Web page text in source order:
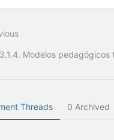
Modelos pedagógicos
Threads 0 Archived